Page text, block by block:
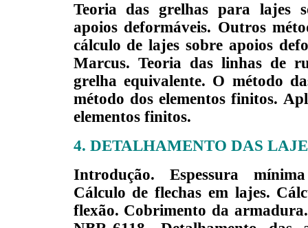
Teoria das grelhas para lajes
apoios deformáveis. Outros
cálculo de lajes sobre apoios
Marcus. Teoria das linhas de
grelha equivalente. O método
método dos elementos finitos.
elementos finitos.
4. DETALHAMENTO DAS
Introdução. Espessura
Cálculo de flechas em lajes.
flexão. Cobrimento da